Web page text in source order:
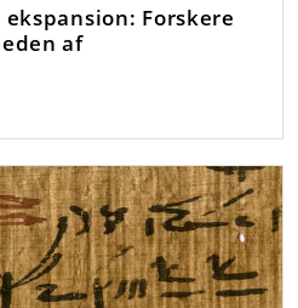
Forskere
af